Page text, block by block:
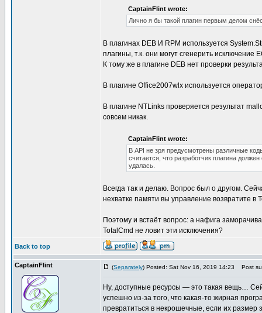
CaptainFlint wrote:
Лично я бы такой плагин первым делом
В плагинах DEB И RPM используется
плагины, т.к. они могут сгенерить исключение
К тому же в плагине DEB нет проверки
В плагине Office2007wlx используется
В плагине NTLinks проверяется результат
совсем никак.
CaptainFlint wrote:
В API не зря предусмотрены различные
считается, что разработчик плагина
удалась.
Всегда так и делаю. Вопрос был о другом.
нехватке памяти вы управление возвратите в
Поэтому и встаёт вопрос: а нафига
TotalCmd не ловит эти исключения?
Back to top
CaptainFlint (Separately) Posted: Sat Nov 16, 2019 14:23 Post
Ну, доступные ресурсы — это такая вещь…
успешно из-за того, что какая-то жирная
превратиться в некрошечные, если их размер